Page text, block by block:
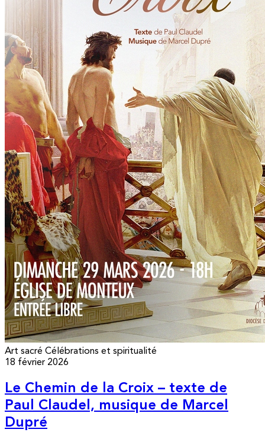
Art sacré Célébrations et spiritualité
18 février 2026
Le Chemin de la Croix – texte de
Paul Claudel, musique de Marcel
Dupré